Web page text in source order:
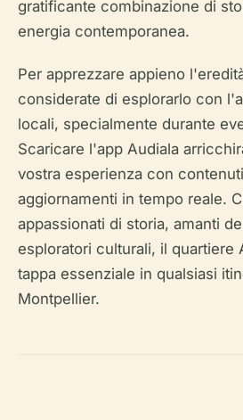
gratificante combinazione di
energia contemporanea.
Per apprezzare appieno
considerate di esplorarlo con
locali, specialmente durante
Scaricare l'app Audiala
vostra esperienza con
aggiornamenti in tempo reale.
appassionati di storia, amanti
esploratori culturali, il quartiere
tappa essenziale in qualsiasi
Montpellier.